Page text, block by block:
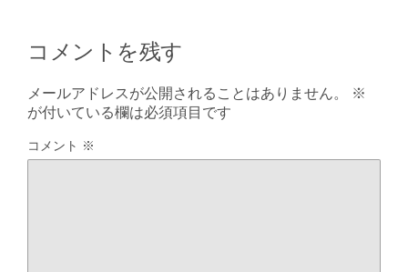
コメントを残す
メールアドレスが公開されることはありません。
※
が付いている欄は必須項目です
コメント ※